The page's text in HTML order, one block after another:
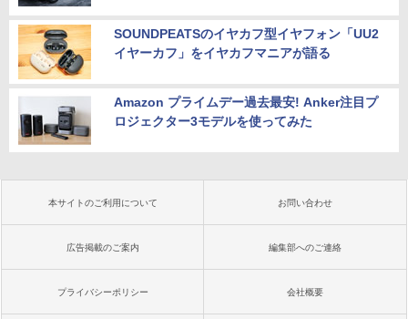
SOUNDPEATSのイヤカフ型イヤフォン「UU2
イヤーカフ」をイヤカフマニアが語る
Amazon プライムデー過去最安! Anker注目プ
ロジェクター3モデルを使ってみた
本サイトのご利用について お問い合わせ
広告掲載のご案内 編集部へのご連絡
プライバシーポリシー 会社概要